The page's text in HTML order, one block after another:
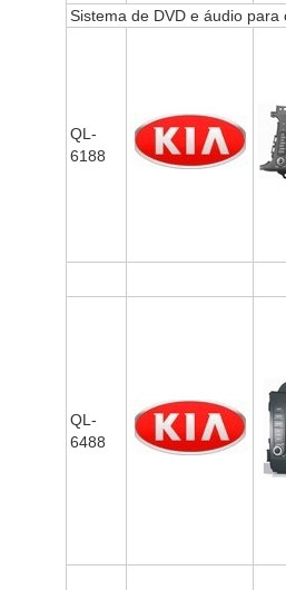
Sistema de DVD e áudio para
QL-
6188
QL-
6488